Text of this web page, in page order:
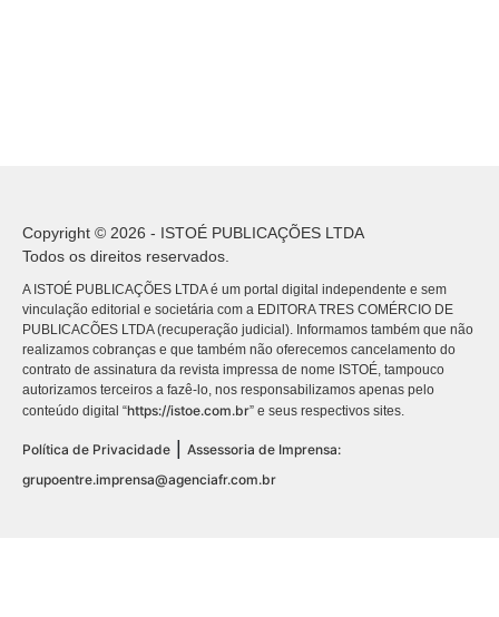
Copyright © 2026 - ISTOÉ PUBLICAÇÕES LTDA
Todos os direitos reservados.
A ISTOÉ PUBLICAÇÕES LTDA é um portal digital independente e sem
vinculação editorial e societária com a EDITORA TRES COMÉRCIO DE
PUBLICACÕES LTDA (recuperação judicial). Informamos também que não
realizamos cobranças e que também não oferecemos cancelamento do
contrato de assinatura da revista impressa de nome ISTOÉ, tampouco
autorizamos terceiros a fazê-lo, nos responsabilizamos apenas pelo
conteúdo digital “https://istoe.com.br” e seus respectivos sites.
Política de Privacidade
Assessoria de Imprensa:
grupoentre.imprensa@agenciafr.com.br